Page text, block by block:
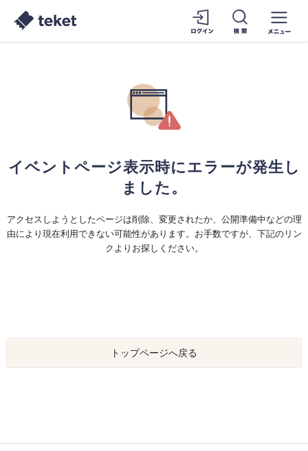
イベントページ表示時にエラーが発生し
ました。
アクセスしようとしたページは削除、変更されたか、公開準備中などの理
由により現在利用できない可能性があります。お手数ですが、下記のリン
クよりお探しください。
トップページへ戻る